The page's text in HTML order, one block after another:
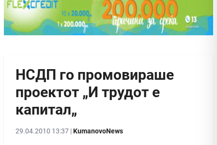
НСДП го промовираше
проектот „И трудот е
капитал„
29.04.2010 13:37 |KumanovoNews